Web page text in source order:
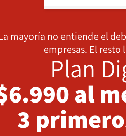
mayoría no entiende el
empresas. El resto
Plan
al
3